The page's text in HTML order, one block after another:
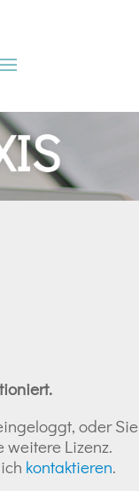
oder Sie
weitere Lizenz.
kontaktieren.